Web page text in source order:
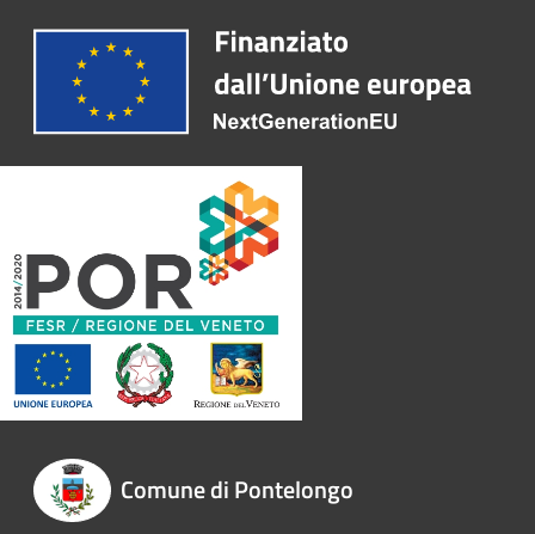
Comune di Pontelongo